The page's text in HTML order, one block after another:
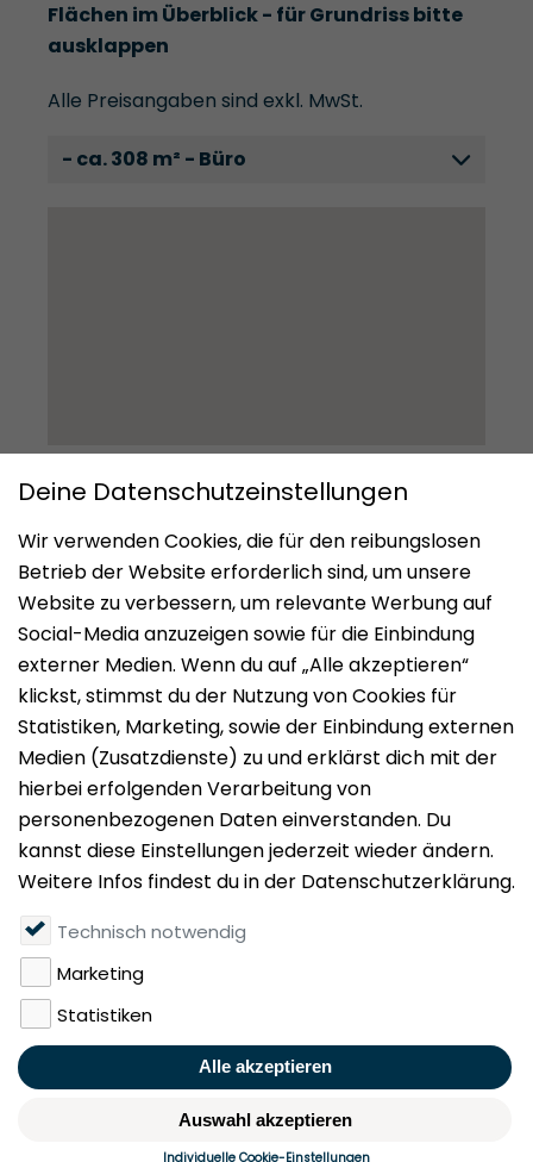
Flächen im Überblick - für Grundriss bitte
ausklappen
Alle Preisangaben sind exkl. MwSt.
- ca. 308 m² - Büro
Impressum
Datenschutz
Nutzungsbedingungen
Mieten
Vermieten
Über uns
Presse
Geldwäschegesetz
Rufen Sie uns gerne an:
+49 (0)40 349 14 194